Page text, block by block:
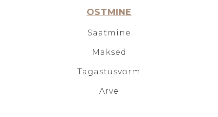
OSTMINE
Saatmine
Maksed
Tagastusvorm
Arve